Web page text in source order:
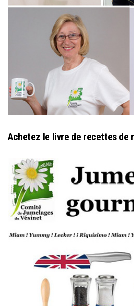
Achetez le livre de recettes de